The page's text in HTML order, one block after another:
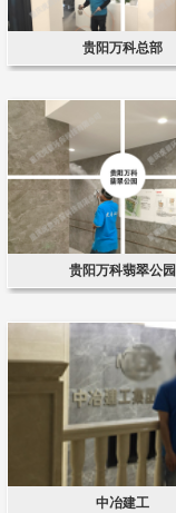
贵阳万科总部
贵阳万科翡翠公园
中冶建工